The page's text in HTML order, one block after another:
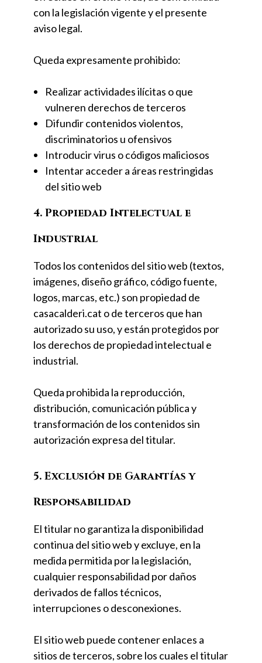
con la legislación vigente y el presente
aviso legal.
Queda expresamente prohibido:
Realizar actividades ilícitas o que
vulneren derechos de terceros
Difundir contenidos violentos,
discriminatorios u ofensivos
Introducir virus o códigos maliciosos
Intentar acceder a áreas restringidas
del sitio web
4. Propiedad Intelectual e
Industrial
Todos los contenidos del sitio web (textos,
imágenes, diseño gráfico, código fuente,
logos, marcas, etc.) son propiedad de
casacalderi.cat o de terceros que han
autorizado su uso, y están protegidos por
los derechos de propiedad intelectual e
industrial.
Queda prohibida la reproducción,
distribución, comunicación pública y
transformación de los contenidos sin
autorización expresa del titular.
5. Exclusión de Garantías y
Responsabilidad
El titular no garantiza la disponibilidad
continua del sitio web y excluye, en la
medida permitida por la legislación,
cualquier responsabilidad por daños
derivados de fallos técnicos,
interrupciones o desconexiones.
El sitio web puede contener enlaces a
sitios de terceros, sobre los cuales el titular